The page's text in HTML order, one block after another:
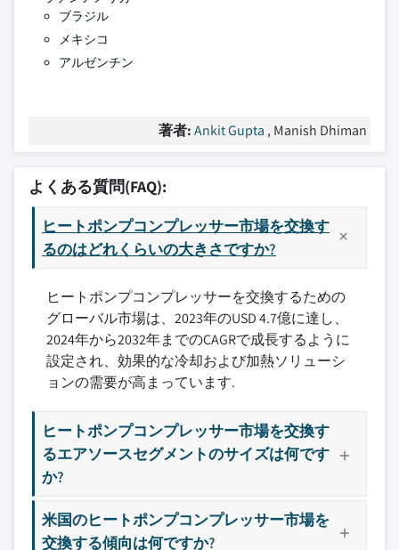
ブラジル
メキシコ
アルゼンチン
著者:Ankit Gupta , Manish Dhiman
よくある質問(FAQ):
ヒートポンプコンプレッサー市場を交換す
るのはどれくらいの大きさですか?
ヒートポンプコンプレッサーを交換するための
グローバル市場は、2023年のUSD 4.7億に達し、
2024年から2032年までのCAGRで成長するように
設定され、効果的な冷却および加熱ソリューシ
ョンの需要が高まっています.
ヒートポンプコンプレッサー市場を交換す
るエアソースセグメントのサイズは何です
か?
米国のヒートポンプコンプレッサー市場を
交換する傾向は何ですか?